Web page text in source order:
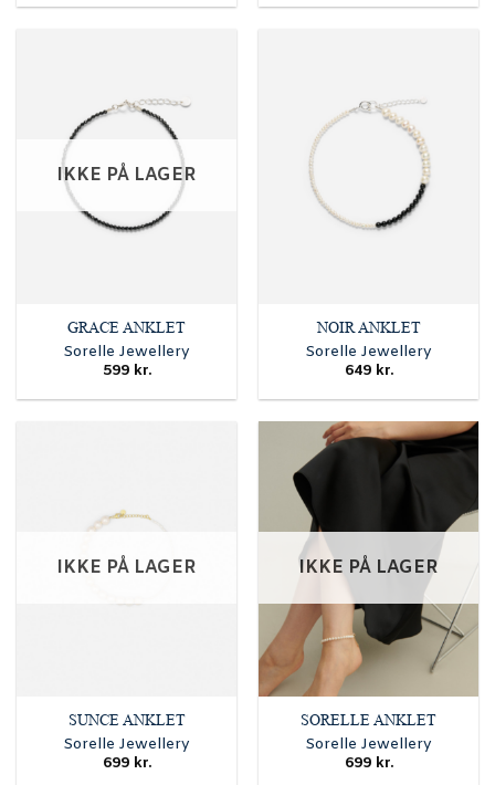
IKKE PÅ LAGER
GRACE ANKLET
Sorelle Jewellery
599 kr.
NOIR ANKLET
Sorelle Jewellery
649 kr.
IKKE PÅ LAGER
SUNCE ANKLET
Sorelle Jewellery
699 kr.
IKKE PÅ LAGER
SORELLE ANKLET
Sorelle Jewellery
699 kr.